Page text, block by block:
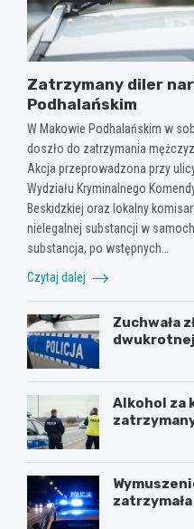
Zatrzymany diler
Podhalańskim
W Makowie Podhalańskim w
doszło do zatrzymania
Akcja przeprowadzona przy
Wydziału Kryminalnego
Beskidzkiej oraz lokalny
nielegalnej substancji w
substancja, po wstępnych…
Czytaj dalej
Zuchwała
Alkohol za